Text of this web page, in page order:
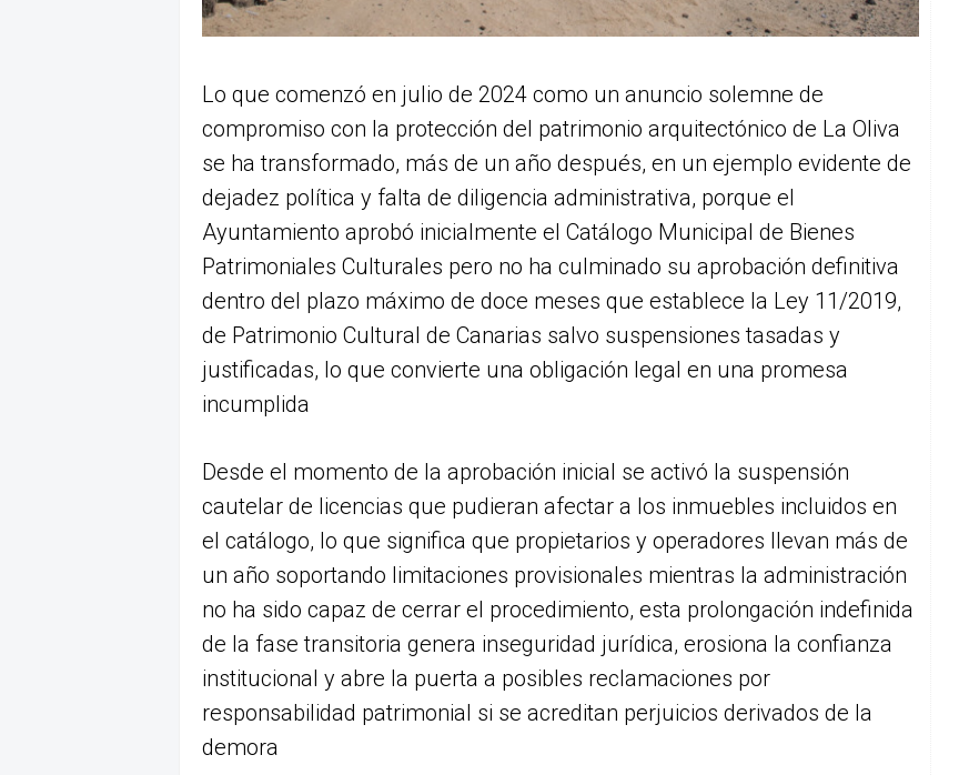
Lo que comenzó en julio de 2024 como un anuncio solemne de
compromiso con la protección del patrimonio arquitectónico de La Oliva
se ha transformado, más de un año después, en un ejemplo evidente de
dejadez política y falta de diligencia administrativa, porque el
Ayuntamiento aprobó inicialmente el Catálogo Municipal de Bienes
Patrimoniales Culturales pero no ha culminado su aprobación definitiva
dentro del plazo máximo de doce meses que establece la Ley 11/2019,
de Patrimonio Cultural de Canarias salvo suspensiones tasadas y
justificadas, lo que convierte una obligación legal en una promesa
incumplida
Desde el momento de la aprobación inicial se activó la suspensión
cautelar de licencias que pudieran afectar a los inmuebles incluidos en
el catálogo, lo que significa que propietarios y operadores llevan más de
un año soportando limitaciones provisionales mientras la administración
no ha sido capaz de cerrar el procedimiento, esta prolongación indefinida
de la fase transitoria genera inseguridad jurídica, erosiona la confianza
institucional y abre la puerta a posibles reclamaciones por
responsabilidad patrimonial si se acreditan perjuicios derivados de la
demora